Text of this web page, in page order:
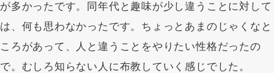
が多かったです。同年代と趣味が少し違うことに対して
は、何も思わなかったです。ちょっとあまのじゃくなと
ころがあって、人と違うことをやりたい性格だったの
で。むしろ知らない人に布教していく感じでした。